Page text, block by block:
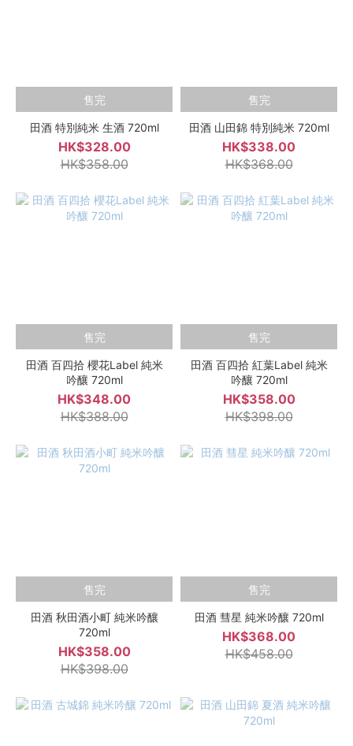
售完
田酒 特別純米 生酒 720ml
HK$328.00
HK$358.00
售完
田酒 山田錦 特別純米 720ml
HK$338.00
HK$368.00
售完
田酒 百四拾 櫻花Label 純米
吟釀 720ml
HK$348.00
HK$388.00
售完
田酒 百四拾 紅葉Label 純米
吟釀 720ml
HK$358.00
HK$398.00
售完
田酒 秋田酒小町 純米吟釀
720ml
HK$358.00
HK$398.00
售完
田酒 彗星 純米吟釀 720ml
HK$368.00
HK$458.00